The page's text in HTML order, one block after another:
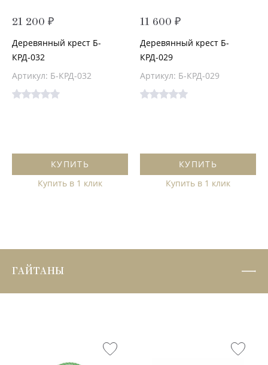
21 200 ₽
Деревянный крест Б-
КРД-032
Артикул: Б-КРД-032
КУПИТЬ
Купить в 1 клик
11 600 ₽
Деревянный крест Б-
КРД-029
Артикул: Б-КРД-029
КУПИТЬ
Купить в 1 клик
ГАЙТАНЫ